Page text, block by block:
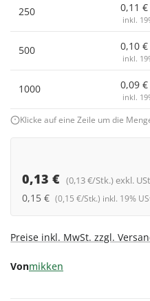
250 0,11 €
inkl.
500 0,10 €
inkl.
1000 0,09 €
inkl.
Klicke auf eine Zeile um die
0,13 € (0,13 €/Stk.) exkl.
0,15 € (0,15 €/Stk.) inkl. 19%
Preise inkl. MwSt. zzgl.
Vonmikken